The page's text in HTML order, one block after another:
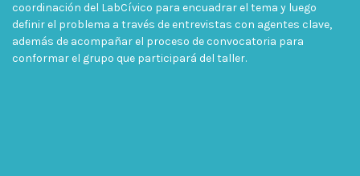
coordinación del LabCívico para encuadrar el tema y luego
definir el problema a través de entrevistas con agentes clave,
además de acompañar el proceso de convocatoria para
conformar el grupo que participará del taller.